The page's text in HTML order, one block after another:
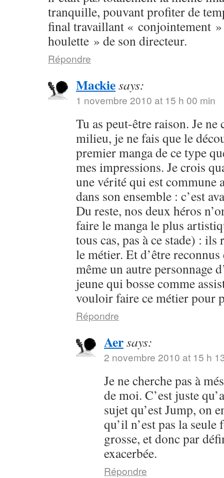
tranquille, pouvant profiter de
final travaillant « conjointement
houlette » de son directeur.
Répondre
Mackiesays:
1 novembre 2010 at 15 h 00 min
Tu as peut-être raison. Je ne
milieu, je ne fais que le
premier manga de ce type
mes impressions. Je crois
une vérité qui est commune
dans son ensemble : c’est
Du reste, nos deux héros
faire le manga le plus
tous cas, pas à ce stade) : ils
le métier. Et d’être
même un autre personnage
jeune qui bosse comme
vouloir faire ce métier
Répondre
Aersays:
2 novembre 2010 at 15 h
Je ne cherche pas à
de moi. C’est juste
sujet qu’est Jump, on
qu’il n’est pas la
grosse, et donc par
exacerbée.
Répondre